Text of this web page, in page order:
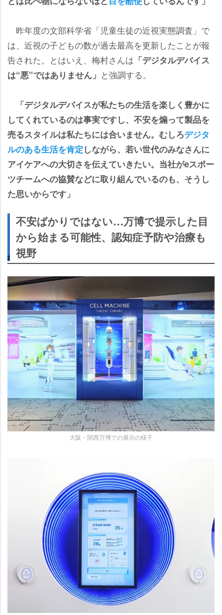
昨年度の文部科学省「児童生徒の近視実態調査」で
は、近視の子どもの数が過去最高を更新したことが報
告された。とはいえ、梅村さんは 「デジタルデバイス
は“悪”ではありません」 と強調する。
「デジタルデバイスが私たちの生活を楽しく豊かに
してくれているのは事実ですし、不安を煽って製品を
売るスタイルは私たちには合いません。むしろデジタ
ルのある生活を肯定しながら、若い世代のみなさんに
アイケアへの大切さを伝えていきたい。当社がeスポー
ツチームへの協賛などに取り組んでいるのも、そうし
た思いからです」
不安ばかりではない…万博で提示した目
から始まる可能性、認知症予防や治療も
視野
大阪・関西万博での展示の様子